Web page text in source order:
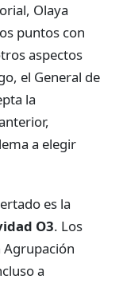
Olaya
puntos con
aspectos
el General de
la
a elegir
es la
O3. Los
Agrupación
a